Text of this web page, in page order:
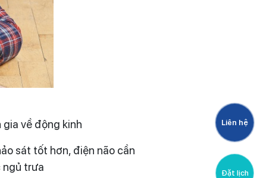
về động kinh
sát tốt hơn, điện não cần
ngủ trưa
Liên hệ
Đặt lịch